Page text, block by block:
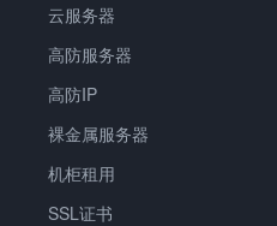
云服务器
高防服务器
高防IP
裸金属服务器
机柜租用
SSL证书